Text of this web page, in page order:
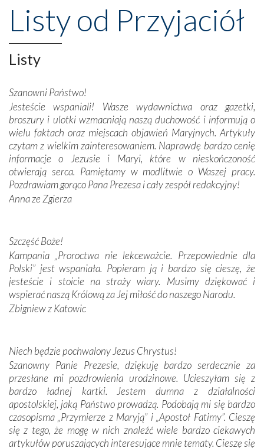
wznoszono na chwałę Bożą, na przykład – w podzięce za
Opatrznościową pomoc w wygranej bitwie o
niepodległość kraju. Zachwyt budziła potężna, a zarazem
misterna architektura tych monumentalnych dzieł,
wspaniałe zdobienia, dbałość ich twórców o detale,
budowniczych.
Podążyliśmy też śladami fatimskich wizjonerów – Łucji
dos Santos oraz świętych Hiacynty i Franciszka Marto.
Modliliśmy się przy ich grobach. Odprawiliśmy Drogę
Krzyżową w ich rodzinnych stronach, odwiedziliśmy
domy, w których żyli.
W miejscu objawień Matki Bożej zapaliliśmy świece
Podczas tej kilkudniowej wyprawy na każdym kroku
spotykaliśmy się z serdeczną otwartością
Portugalczyków. Podziwialiśmy ich ludową sztukę i
zwyczaje. Mimo że nasze kraje są od siebie bardzo
oddalone, w żaden sposób nie czuliśmy się obco.
Sprawiła to oczywiście sama Matka Boża, ale też
kulturowa bliskość biorąca swój początek w naszej
mieliśmy okazję przekonać się, że Maryja swoją opieką
otacza nie tylko nasz naród, lecz wszystkie nacje, które
się Jej ufnie oddają, a także każdą osobę, która zawierza
Jej siebie oraz swych bliskich.
Dzieje Portugalii to również historia wierności Bogu i
odstępstw, także w życiu władców. Trudne momenty w
Listy od Przyjaciół
Listy
Szanowni Państwo!
Jesteście wspaniali! Wasze wydawnictwa oraz gazetki,
broszury i ulotki wzmacniają naszą duchowość i informują o
wielu faktach oraz miejscach objawień Maryjnych. Artykuły
czytam z wielkim zainteresowaniem. Naprawdę bardzo cenię
informacje o Jezusie i Maryi, które w nieskończoność
otwierają serca. Pamiętamy w modlitwie o Waszej pracy.
Pozdrawiam gorąco Pana Prezesa i cały zespół redakcyjny!
Anna ze Zgierza
Szczęść Boże!
Kampania „Proroctwa nie lekceważcie. Przepowiednie dla
Polski” jest wspaniała. Popieram ją i bardzo się cieszę, że
jesteście i stoicie na straży wiary. Musimy dziękować i
wspierać naszą Królową za Jej miłość do naszego Narodu.
Zbigniew z Katowic
Niech będzie pochwalony Jezus Chrystus!
Szanowny Panie Prezesie, dziękuję bardzo serdecznie za
przesłane mi pozdrowienia urodzinowe. Ucieszyłam się z
bardzo ładnej kartki. Jestem dumna z działalności
apostolskiej, jaką Państwo prowadzą. Podobają mi się bardzo
czasopisma „Przymierze z Maryją” i „Apostoł Fatimy”. Cieszę
się z tego, że mogę w nich znaleźć wiele bardzo ciekawych
artykułów poruszających interesujące mnie tematy. Cieszę się